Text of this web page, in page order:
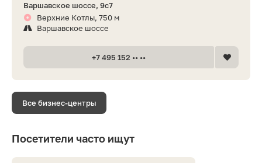
Варшавское шоссе, 9с7
Верхние Котлы, 750 м
Варшавское шоссе
+7 495 152 •• ••
Все бизнес-центры
Посетители часто ищут